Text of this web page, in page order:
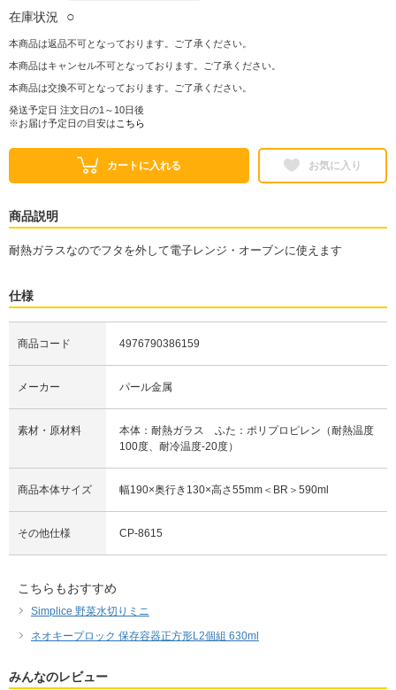
在庫状況 ○
本商品は返品不可となっております。ご了承ください。
本商品はキャンセル不可となっております。ご了承ください。
本商品は交換不可となっております。ご了承ください。
発送予定日 注文日の1～10日後
※お届け予定日の目安は こちら
カートに入れる お気に入り
商品説明
耐熱ガラスなのでフタを外して電子レンジ・オーブンに使えます
仕様
商品コード 4976790386159
メーカー パール金属
素材・原材料
本体：耐熱ガラス ふた：ポリプロピレン（耐熱温度
100度、耐冷温度-20度）
商品本体サイズ 幅190×奥行き130×高さ55mm＜BR＞590ml
その他仕様 CP-8615
こちらもおすすめ
Simplice 野菜水切りミニ
ネオキープロック 保存容器正方形L2個組 630ml
みんなのレビュー